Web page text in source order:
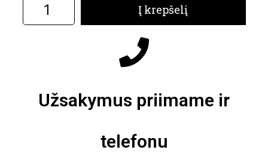
Į krepšelį
Užsakymus priimame ir
telefonu